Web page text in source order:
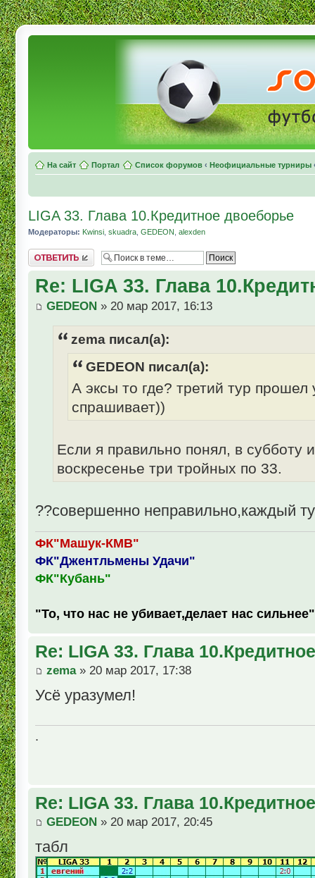
На сайт Портал Список форумов ‹ Неофициальные турниры
LIGA 33. Глава 10.Кредитное двоеборье
Модераторы: Kwinsi skuadra GEDEON alexden
Комментировать
Re: LIGA 33. Глава
GEDEON » 20 мар 2017, 16:13
zema писал(а):
GEDEON писал(а):
А эксы то где? третий тур
спрашивает))
Если я правильно понял, в субботу
воскресенье три тройных по 33.
??совершенно неправильно,каждый
ФК"Машук-КМВ"
ФК"Джентльмены Удачи"
ФК"Кубань"
"То, что нас не убивает,делает нас сильнее"
Re: LIGA 33. Глава
zema» 20 мар 2017, 17:38
Усё уразумел!
.
Re: LIGA 33. Глава
GEDEON » 20 мар 2017, 20:45
табл